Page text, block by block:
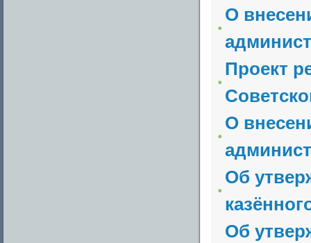
О
Проект
О
Об
Об